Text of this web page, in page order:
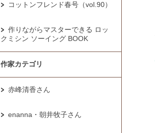
コットンフレンド春号（vol.90）
作りながらマスターできる ロッ
クミシン ソーイング BOOK
作家カテゴリ
赤峰清香さん
enanna・朝井牧子さん